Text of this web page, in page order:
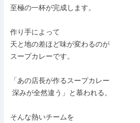
至極の一杯が完成します。
作り手によって
天と地の差ほど味が変わるのが
スープカレーです。
「あの店長が作るスープカレー
そんな熱いチームを